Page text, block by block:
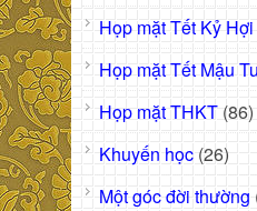
Họp mặt Tết Kỷ
Họp mặt Tết Mậu
Họp mặt THKT (86)
Khuyến học (26)
Một góc đời thường